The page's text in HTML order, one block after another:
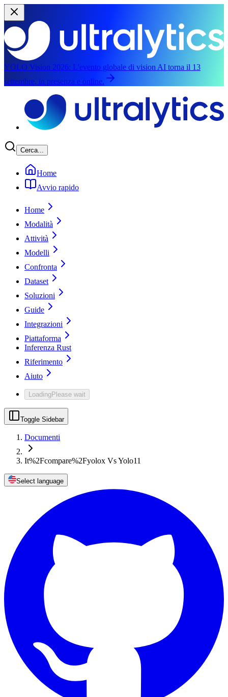
YOLO Vision 2026: L'evento globale di vision AI torna il 13
settembre, in presenza e online.
Cerca...
Home
Avvio rapido
Home
Modalità
Attività
Modelli
Confronta
Dataset
Soluzioni
Guide
Integrazioni
Piattaforma
Inferenza Rust
Riferimento
Aiuto
LoadingPlease wait
Toggle Sidebar
Documenti
It%2Fcompare%2Fyolox Vs Yolo11
Select language